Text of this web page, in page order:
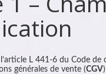
L 441-6 du Code de
générales de vente (CGV